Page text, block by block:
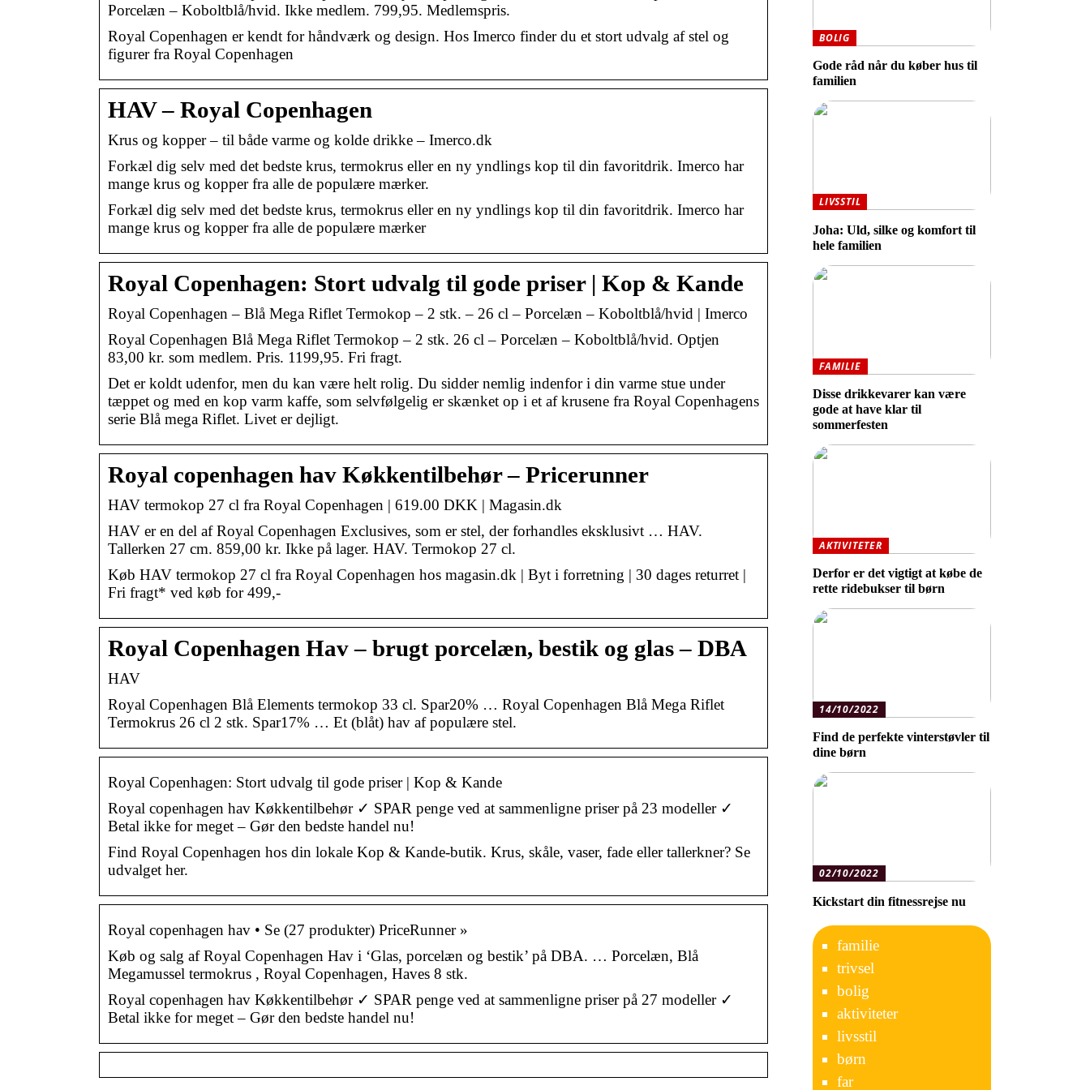
Porcelæn – Koboltblå/hvid. Ikke medlem. 799,95. Medlemspris.
Royal Copenhagen er kendt for håndværk og design. Hos Imerco finder du et stort udvalg af stel og
figurer fra Royal Copenhagen
HAV – Royal Copenhagen
Krus og kopper – til både varme og kolde drikke – Imerco.dk
Forkæl dig selv med det bedste krus, termokrus eller en ny yndlings kop til din favoritdrik. Imerco har
mange krus og kopper fra alle de populære mærker.
Forkæl dig selv med det bedste krus, termokrus eller en ny yndlings kop til din favoritdrik. Imerco har
mange krus og kopper fra alle de populære mærker
Royal Copenhagen: Stort udvalg til gode priser | Kop & Kande
Royal Copenhagen – Blå Mega Riflet Termokop – 2 stk. – 26 cl – Porcelæn – Koboltblå/hvid | Imerco
Royal Copenhagen Blå Mega Riflet Termokop – 2 stk. 26 cl – Porcelæn – Koboltblå/hvid. Optjen
83,00 kr. som medlem. Pris. 1199,95. Fri fragt.
Det er koldt udenfor, men du kan være helt rolig. Du sidder nemlig indenfor i din varme stue under
tæppet og med en kop varm kaffe, som selvfølgelig er skænket op i et af krusene fra Royal Copenhagens
serie Blå mega Riflet. Livet er dejligt.
Royal copenhagen hav Køkkentilbehør – Pricerunner
HAV termokop 27 cl fra Royal Copenhagen | 619.00 DKK | Magasin.dk
HAV er en del af Royal Copenhagen Exclusives, som er stel, der forhandles eksklusivt … HAV.
Tallerken 27 cm. 859,00 kr. Ikke på lager. HAV. Termokop 27 cl.
Køb HAV termokop 27 cl fra Royal Copenhagen hos magasin.dk | Byt i forretning | 30 dages returret |
Fri fragt* ved køb for 499,-
Royal Copenhagen Hav – brugt porcelæn, bestik og glas – DBA
HAV
Royal Copenhagen Blå Elements termokop 33 cl. Spar20% … Royal Copenhagen Blå Mega Riflet
Termokrus 26 cl 2 stk. Spar17% … Et (blåt) hav af populære stel.
Royal Copenhagen: Stort udvalg til gode priser | Kop & Kande
Royal copenhagen hav Køkkentilbehør ✓ SPAR penge ved at sammenligne priser på 23 modeller ✓
Betal ikke for meget – Gør den bedste handel nu!
Find Royal Copenhagen hos din lokale Kop & Kande-butik. Krus, skåle, vaser, fade eller tallerkner? Se
udvalget her.
Royal copenhagen hav • Se (27 produkter) PriceRunner »
Køb og salg af Royal Copenhagen Hav i ‘Glas, porcelæn og bestik’ på DBA. … Porcelæn, Blå
Megamussel termokrus , Royal Copenhagen, Haves 8 stk.
Royal copenhagen hav Køkkentilbehør ✓ SPAR penge ved at sammenligne priser på 27 modeller ✓
Betal ikke for meget – Gør den bedste handel nu!
BOLIG
Gode råd når du køber hus til
familien
LIVSSTIL
Joha: Uld, silke og komfort til
hele familien
FAMILIE
Disse drikkevarer kan være
gode at have klar til
sommerfesten
AKTIVITETER
Derfor er det vigtigt at købe de
rette ridebukser til børn
14/10/2022
Find de perfekte vinterstøvler til
dine børn
02/10/2022
Kickstart din fitnessrejse nu
familie
trivsel
bolig
aktiviteter
livsstil
børn
far